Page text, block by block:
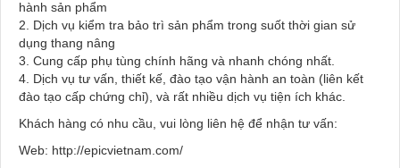
hành sản phẩm
2. Dịch vụ kiểm tra bảo trì sản phẩm trong suốt thời gian sử
dụng thang nâng
3. Cung cấp phụ tùng chính hãng và nhanh chóng nhất.
4. Dịch vụ tư vấn, thiết kế, đào tạo vận hành an toàn (liên kết
đào tạo cấp chứng chỉ), và rất nhiều dịch vụ tiện ích khác.
Khách hàng có nhu cầu, vui lòng liên hệ để nhận tư vấn:
Web: http://epicvietnam.com/